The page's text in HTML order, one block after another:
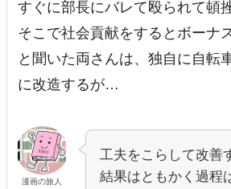
すぐに部長にバレて殴られて頓
そこで社会貢献をするとボーナ
と聞いた両さんは、独自に自転
に改造するが…
漫画の旅人
工夫をこらして改善
結果はともかく過程